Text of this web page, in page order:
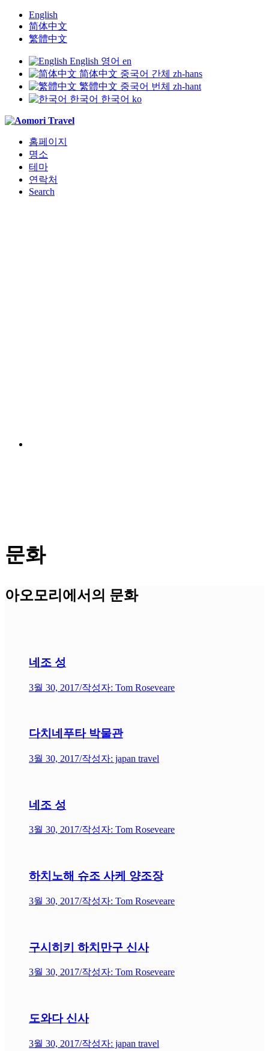
English
简体中文
繁體中文
English 영어 en
简体中文 중국어 간체 zh-hans
繁體中文 중국어 번체 zh-hant
한국어 한국어 ko
홈페이지
명소
테마
연락처
Search
문화
아오모리에서의 문화
네조 성
3월 30, 2017/작성자: Tom Roseveare
다치네푸타 박물관
3월 30, 2017/작성자: japan travel
네조 성
3월 30, 2017/작성자: Tom Roseveare
하치노해 슈조 사케 양조장
3월 30, 2017/작성자: Tom Roseveare
구시히키 하치만구 신사
3월 30, 2017/작성자: Tom Roseveare
도와다 신사
3월 30, 2017/작성자: japan travel